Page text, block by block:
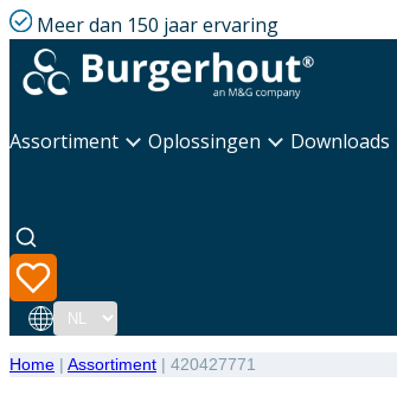
Meer dan 150 jaar ervaring
Assortiment Oplossingen Downloads
Taal
Home | Assortiment | 420427771